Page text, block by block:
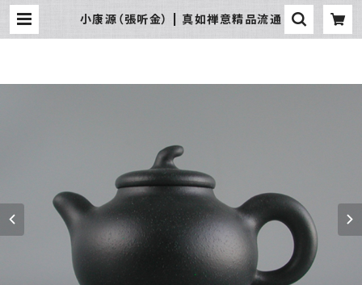
小康源（張听金） | 真如禅意精品流通